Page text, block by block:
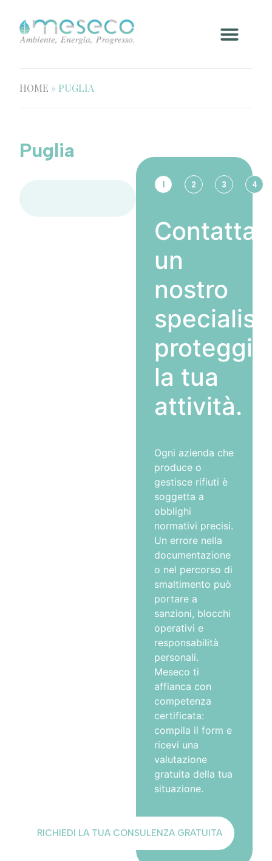
HOME » PUGLIA
Puglia
1 2 3 4
Contatta
un
nostro
proteggi
la tua
attività.
Ogni azienda che
produce o
gestisce rifiuti è
soggetta a
obblighi
normativi precisi.
Un errore nella
documentazione
o nel percorso di
smaltimento può
portare a
sanzioni, blocchi
operativi e
responsabilità
personali.
Meseco ti
affianca con
competenza
certificata:
compila il form e
ricevi una
valutazione
gratuita della tua
situazione.
RICHIEDI LA TUA CONSULENZA GRATUITA